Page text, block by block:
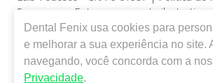
Segurança - Fotos meramente ilustrativas
condições da loja virtual estão sujeitos a
de divergência de preços no site, o valor
Carrinho de Compra. Não vendemos por
nos reservamos o direito de não atender
Dental Fenix usa cookies para
e melhorar a sua experiência no site.
navegando, você concorda com a
Privacidade.